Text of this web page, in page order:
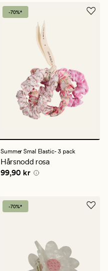
-70%*
Summer Smal Elastic- 3 pack
Hårsnodd rosa
Pris 99,90 kr
99,90 kr
-70%*